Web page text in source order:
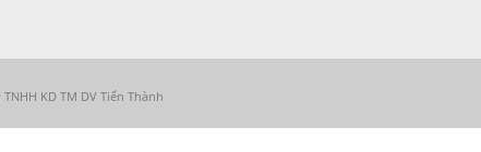
KD TM DV Tiến Thành